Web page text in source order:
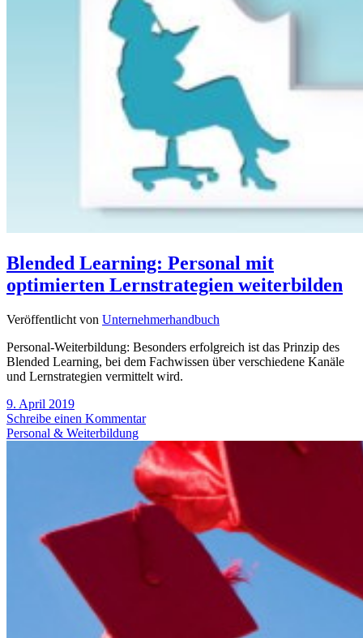
Blended Learning: Personal mit
optimierten Lernstrategien weiterbilden
Veröffentlicht von Unternehmerhandbuch
Personal-Weiterbildung: Besonders erfolgreich ist das Prinzip des
Blended Learning, bei dem Fachwissen über verschiedene Kanäle
und Lernstrategien vermittelt wird.
9. April 2019
Schreibe einen Kommentar
Personal & Weiterbildung